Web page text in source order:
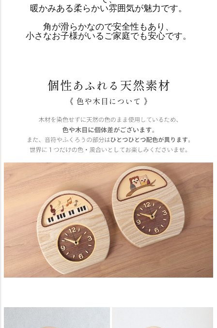
暖かみある柔らかい雰囲気が魅力です。
角が滑らかなので安全性もあり、
小さなお子様がいるご家庭でも安心です。